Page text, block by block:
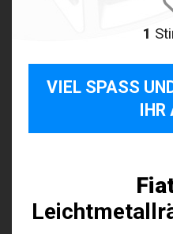
1
VIEL SPASS
HR